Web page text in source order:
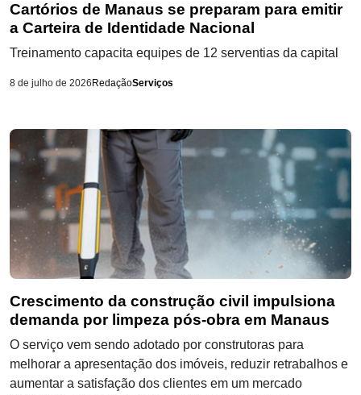
Cartórios de Manaus se preparam para emitir
a Carteira de Identidade Nacional
Treinamento capacita equipes de 12 serventias da capital
8 de julho de 2026 RedaçãoServiços
Crescimento da construção civil impulsiona
demanda por limpeza pós-obra em Manaus
O serviço vem sendo adotado por construtoras para
melhorar a apresentação dos imóveis, reduzir retrabalhos e
aumentar a satisfação dos clientes em um mercado